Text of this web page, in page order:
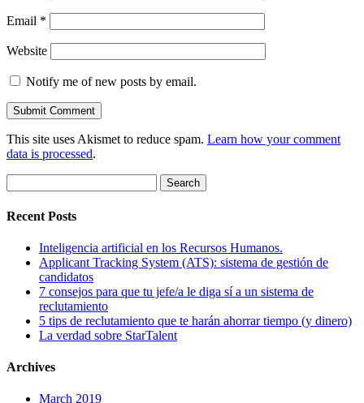
Email *
Website
Notify me of new posts by email.
This site uses Akismet to reduce spam. Learn how your comment
data is processed.
for:
Recent Posts
Inteligencia artificial en los Recursos Humanos.
Applicant Tracking System (ATS): sistema de gestión de
candidatos
7 consejos para que tu jefe/a le diga sí a un sistema de
reclutamiento
5 tips de reclutamiento que te harán ahorrar tiempo (y dinero)
La verdad sobre StarTalent
Archives
March 2019